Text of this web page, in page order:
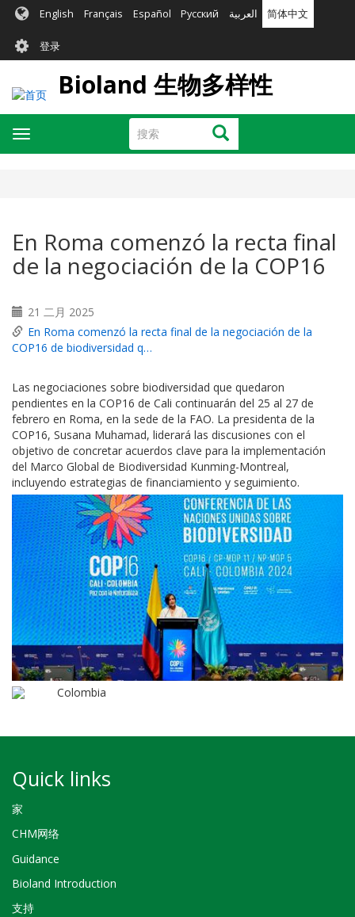
English Français Español Русский العربية 简体中文
User
account
menu
登录
Bioland 生物多样性
搜
索
搜索
Toggle
navigation
En Roma comenzó la recta final
de la negociación de la COP16
21 二月 2025
En Roma comenzó la recta final de la negociación de la
COP16 de biodiversidad q…
Las negociaciones sobre biodiversidad que quedaron
pendientes en la COP16 de Cali continuarán del 25 al 27 de
febrero en Roma, en la sede de la FAO. La presidenta de la
COP16, Susana Muhamad, liderará las discusiones con el
objetivo de concretar acuerdos clave para la implementación
del Marco Global de Biodiversidad Kunming-Montreal,
incluyendo estrategias de financiamiento y seguimiento.
Colombia
Quick links
家
CHM网络
Guidance
Bioland Introduction
支持